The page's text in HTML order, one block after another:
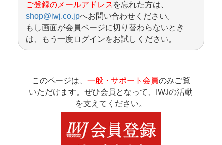
ご登録のメールアドレス を忘れた方は、
shop@iwj.co.jpへお問い合わせください。
もし画面が会員ページに切り替わらないとき
は、もう一度ログインをお試しください。
このページは、 一般・サポート会員のみご覧
いただけます。ぜひ会員となって、IWJの活動
を支えてください。